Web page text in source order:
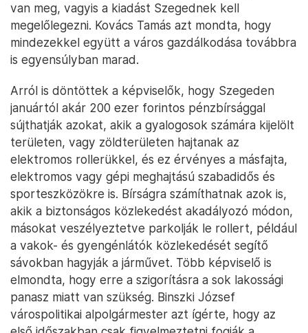
van meg, vagyis a kiadást Szegednek kell
megelőlegezni. Kovács Tamás azt mondta, hogy
mindezekkel együtt a város gazdálkodása továbbra
is egyensúlyban marad.
Arról is döntöttek a képviselők, hogy Szegeden
januártól akár 200 ezer forintos pénzbírsággal
sújthatják azokat, akik a gyalogosok számára kijelölt
területen, vagy zöldterületen hajtanak az
elektromos rollerükkel, és ez érvényes a másfajta,
elektromos vagy gépi meghajtású szabadidős és
sporteszközökre is. Bírságra számíthatnak azok is,
akik a biztonságos közlekedést akadályozó módon,
másokat veszélyeztetve parkolják le rollert, például
a vakok- és gyengénlátók közlekedését segítő
sávokban hagyják a járművet. Több képviselő is
elmondta, hogy erre a szigorításra a sok lakossági
panasz miatt van szükség. Binszki József
várospolitikai alpolgármester azt ígérte, hogy az